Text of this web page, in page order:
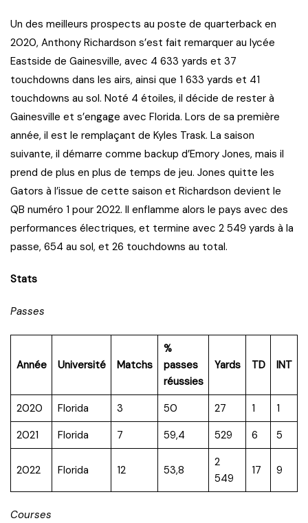
Un des meilleurs prospects au poste de quarterback en
2020, Anthony Richardson s’est fait remarquer au lycée
Eastside de Gainesville, avec 4 633 yards et 37
touchdowns dans les airs, ainsi que 1 633 yards et 41
touchdowns au sol. Noté 4 étoiles, il décide de rester à
Gainesville et s’engage avec Florida. Lors de sa première
année, il est le remplaçant de Kyles Trask. La saison
suivante, il démarre comme backup d’Emory Jones, mais il
prend de plus en plus de temps de jeu. Jones quitte les
Gators à l’issue de cette saison et Richardson devient le
QB numéro 1 pour 2022. Il enflamme alors le pays avec des
performances électriques, et termine avec 2 549 yards à la
passe, 654 au sol, et 26 touchdowns au total.
Stats
Passes
Année Université Matchs
%
passes
réussies
Yards TD INT
2020 Florida 3 50 27 1
1
2021
Florida 7 59,4 529 6 5
2022 Florida 12 53,8
2
549
17 9
Courses